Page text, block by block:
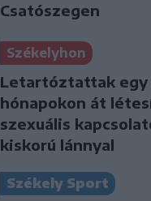
Csatószegen
Székelyhon
Letartóztattak
hónapokon át
szexuális
kiskorú lánnyal
Székely Sport